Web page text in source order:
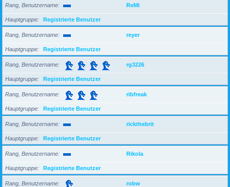
Rang, Benutzername ReMi
Hauptgruppe Registrierte Benutzer
Rang, Benutzername reyer
Hauptgruppe Registrierte Benutzer
Rang, Benutzername rg3226
Hauptgruppe Registrierte Benutzer
Rang, Benutzername ribfreak
Hauptgruppe Registrierte Benutzer
Rang, Benutzername rickthebrit
Hauptgruppe Registrierte Benutzer
Rang, Benutzername Rikola
Hauptgruppe Registrierte Benutzer
Rang, Benutzername robw